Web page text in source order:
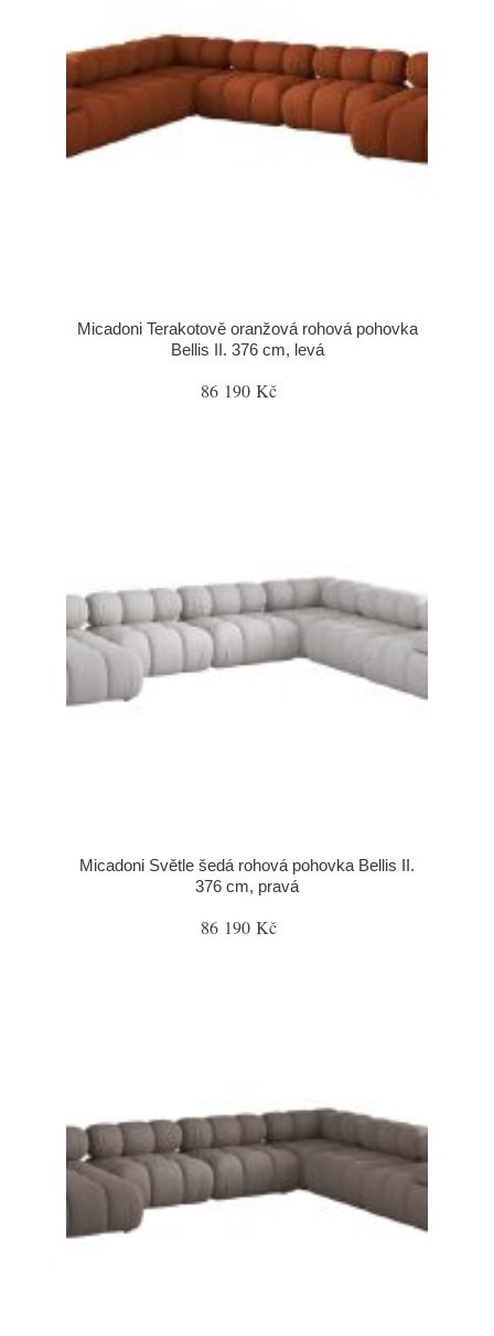
Micadoni Terakotově oranžová rohová pohovka
Bellis II. 376 cm, levá
86 190 Kč
Micadoni Světle šedá rohová pohovka Bellis II.
376 cm, pravá
86 190 Kč